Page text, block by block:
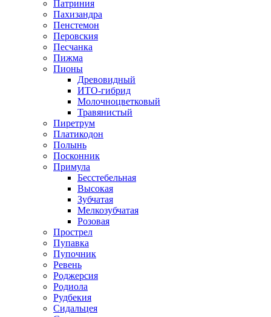
Патриния
Пахизандра
Пенстемон
Перовския
Песчанка
Пижма
Пионы
Древовидный
ИТО-гибрид
Молочноцветковый
Травянистый
Пиретрум
Платикодон
Полынь
Посконник
Примула
Бесстебельная
Высокая
Зубчатая
Мелкозубчатая
Розовая
Прострел
Пупавка
Пупочник
Ревень
Роджерсия
Родиола
Рудбекия
Сидальцея